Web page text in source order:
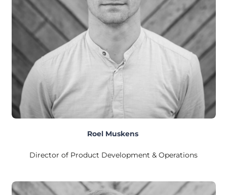
Roel Muskens
Director of Product Development & Operations